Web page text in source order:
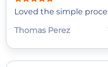
Loved the simple
Thomas Perez